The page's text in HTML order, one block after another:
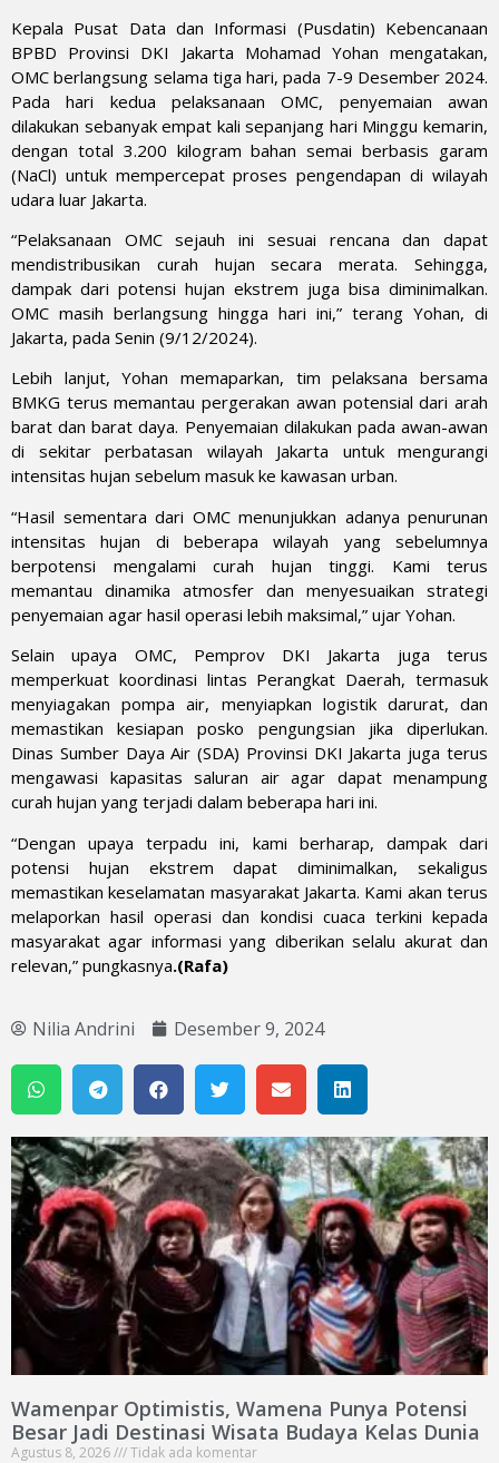
Kepala Pusat Data dan Informasi (Pusdatin) Kebencanaan
BPBD Provinsi DKI Jakarta Mohamad Yohan mengatakan,
OMC berlangsung selama tiga hari, pada 7-9 Desember 2024.
Pada hari kedua pelaksanaan OMC, penyemaian awan
dilakukan sebanyak empat kali sepanjang hari Minggu kemarin,
dengan total 3.200 kilogram bahan semai berbasis garam
(NaCl) untuk mempercepat proses pengendapan di wilayah
udara luar Jakarta.
“Pelaksanaan OMC sejauh ini sesuai rencana dan dapat
mendistribusikan curah hujan secara merata. Sehingga,
dampak dari potensi hujan ekstrem juga bisa diminimalkan.
OMC masih berlangsung hingga hari ini,” terang Yohan, di
Jakarta, pada Senin (9/12/2024).
Lebih lanjut, Yohan memaparkan, tim pelaksana bersama
BMKG terus memantau pergerakan awan potensial dari arah
barat dan barat daya. Penyemaian dilakukan pada awan-awan
di sekitar perbatasan wilayah Jakarta untuk mengurangi
intensitas hujan sebelum masuk ke kawasan urban.
“Hasil sementara dari OMC menunjukkan adanya penurunan
intensitas hujan di beberapa wilayah yang sebelumnya
berpotensi mengalami curah hujan tinggi. Kami terus
memantau dinamika atmosfer dan menyesuaikan strategi
penyemaian agar hasil operasi lebih maksimal,” ujar Yohan.
Selain upaya OMC, Pemprov DKI Jakarta juga terus
memperkuat koordinasi lintas Perangkat Daerah, termasuk
menyiagakan pompa air, menyiapkan logistik darurat, dan
memastikan kesiapan posko pengungsian jika diperlukan.
Dinas Sumber Daya Air (SDA) Provinsi DKI Jakarta juga terus
mengawasi kapasitas saluran air agar dapat menampung
curah hujan yang terjadi dalam beberapa hari ini.
“Dengan upaya terpadu ini, kami berharap, dampak dari
potensi hujan ekstrem dapat diminimalkan, sekaligus
memastikan keselamatan masyarakat Jakarta. Kami akan terus
melaporkan hasil operasi dan kondisi cuaca terkini kepada
masyarakat agar informasi yang diberikan selalu akurat dan
relevan,” pungkasnya.(Rafa)
Nilia Andrini Desember 9, 2024
Wamenpar Optimistis, Wamena Punya Potensi
Besar Jadi Destinasi Wisata Budaya Kelas Dunia
Agustus 8, 2026
Tidak ada komentar